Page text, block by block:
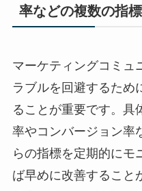
率などの複数の指
マーケティングコミュ
ラブルを回避するため
ることが重要です。具
率やコンバージョン率
らの指標を定期的にモ
ば早めに改善すること